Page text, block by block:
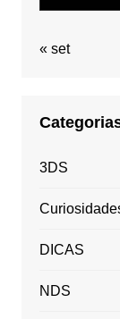
« set
3DS
DICAS
NDS